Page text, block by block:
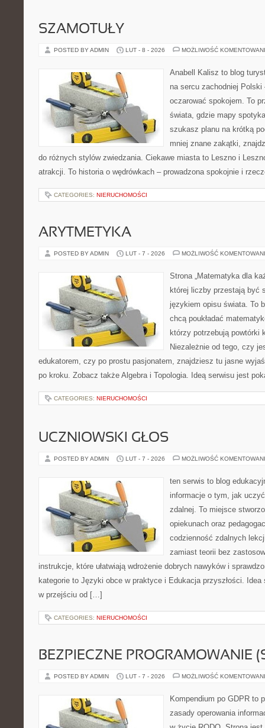
SZAMOTUŁY
POSTED BY ADMIN LUT - 8 - 2026 MOŻLIWOŚĆ
Anabell Kalisz to blog
na sercu zachodniej
oczarować spokojem. To
świata, gdzie mapy
szukasz planu na krótką
mniej znane zakątki,
do różnych stylów zwiedzania. Ciekawe miasta to Leszno i
atrakcji. To historia o wędrówkach – prowadzona spokojnie i
CATEGORIES: NIERUCHOMOŚCI
ARYTMETYKA
POSTED BY ADMIN LUT - 7 - 2026 MOŻLIWOŚĆ
Strona „Matematyka dla
której liczby przestają być
językiem opisu świata. To
chcą poukładać
którzy potrzebują powtórki
Niezależnie od tego, czy
edukatorem, czy po prostu pasjonatem, znajdziesz tu jasne
po kroku. Zobacz także Algebra i Topologia. Ideą serwisu jest
CATEGORIES: NIERUCHOMOŚCI
UCZNIOWSKI GŁOS
POSTED BY ADMIN LUT - 7 - 2026 MOŻLIWOŚĆ
ten serwis to blog
informacje o tym, jak
zdalnej. To miejsce
opiekunach oraz
codzienność zdalnych
zamiast teorii bez
instrukcje, które ułatwiają wdrożenie dobrych nawyków i
kategorie to Języki obce w praktyce i Edukacja przyszłości.
w przejściu od […]
CATEGORIES: NIERUCHOMOŚCI
BEZPIECZNE PROGRAMOWANIE
POSTED BY ADMIN LUT - 7 - 2026 MOŻLIWOŚĆ
Kompendium po GDPR to
zasady operowania